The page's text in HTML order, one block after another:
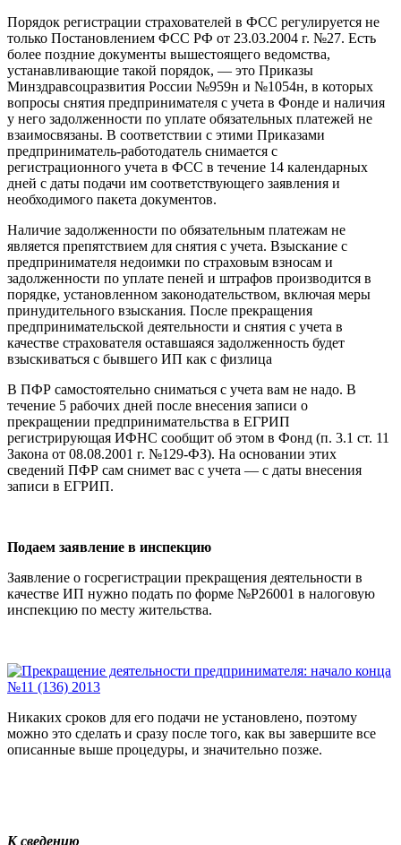
Порядок регистрации страхователей в ФСС регулируется не
только Постановлением ФСС РФ от 23.03.2004 г. №27. Есть
более поздние документы вышестоящего ведомства,
устанавливающие такой порядок, — это Приказы
Минздравсоцразвития России №959н и №1054н, в которых
вопросы снятия предпринимателя с учета в Фонде и наличия
у него задолженности по уплате обязательных платежей не
взаимосвязаны. В соответствии с этими Приказами
предприниматель-работодатель снимается с
регистрационного учета в ФСС в течение 14 календарных
дней с даты подачи им соответствующего заявления и
необходимого пакета документов.
Наличие задолженности по обязательным платежам не
является препятствием для снятия с учета. Взыскание с
предпринимателя недоимки по страховым взносам и
задолженности по уплате пеней и штрафов производится в
порядке, установленном законодательством, включая меры
принудительного взыскания. После прекращения
предпринимательской деятельности и снятия с учета в
качестве страхователя оставшаяся задолженность будет
взыскиваться с бывшего ИП как с физлица
В ПФР самостоятельно сниматься с учета вам не надо. В
течение 5 рабочих дней после внесения записи о
прекращении предпринимательства в ЕГРИП
регистрирующая ИФНС сообщит об этом в Фонд (п. 3.1 ст. 11
Закона от 08.08.2001 г. №129-ФЗ). На основании этих
сведений ПФР сам снимет вас с учета — с даты внесения
записи в ЕГРИП.
Подаем заявление в инспекцию
Заявление о госрегистрации прекращения деятельности в
качестве ИП нужно подать по форме №Р26001 в налоговую
инспекцию по месту жительства.
Никаких сроков для его подачи не установлено, поэтому
можно это сделать и сразу после того, как вы завершите все
описанные выше процедуры, и значительно позже.
К сведению